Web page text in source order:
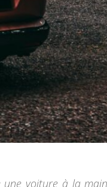
une voiture à la